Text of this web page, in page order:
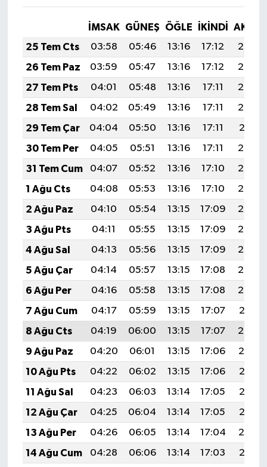
İMSAK GÜNEŞ ÖĞLE İKINDI
25 Tem Cts
03:58 05:46 13:16 17:12
20:35
26 Tem Paz
03:59 05:47 13:16 17:12
20:34
27 Tem Pts
04:01 05:48 13:16 17:11
20:33
28 Tem Sal
04:02 05:49 13:16 17:11
20:32
29 Tem Çar
04:04 05:50 13:16 17:11
20:31
30 Tem Per
04:05 05:51 13:16 17:11
20:30
31 Tem Cum
04:07 05:52 13:16 17:10
20:29
1 Ağu Cts
04:08 05:53 13:16 17:10
20:28
2 Ağu Paz
04:10 05:54 13:15 17:09
20:27
3 Ağu Pts
04:11 05:55 13:15 17:09
20:26
4 Ağu Sal
04:13 05:56 13:15 17:09
20:25
5 Ağu Çar
04:14 05:57 13:15 17:08
20:24
6 Ağu Per
04:16 05:58 13:15 17:08
20:23
7 Ağu Cum
04:17 05:59 13:15 17:07
20:21
8 Ağu Cts
04:19 06:00 13:15 17:07
20:20
9 Ağu Paz
04:20 06:01 13:15 17:06
20:19
10 Ağu Pts
04:22 06:02 13:15 17:06
20:18
11 Ağu Sal
04:23 06:03 13:14 17:05
20:16
12 Ağu Çar
04:25 06:04 13:14 17:05
20:15
13 Ağu Per
04:26 06:05 13:14 17:04
20:14
14 Ağu Cum
04:28 06:06 13:14 17:03
20:12